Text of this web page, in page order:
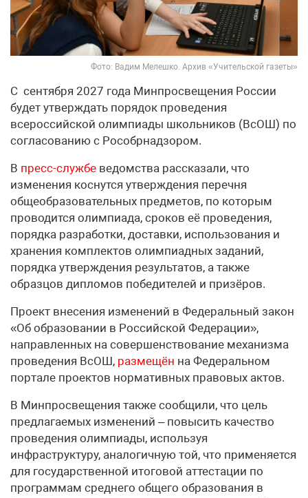
Фото: Вадим Мелешко. Архив «Учительской газеты»
С сентября 2027 года Минпросвещения России
будет утверждать порядок проведения
всероссийской олимпиады школьников (ВсОШ) по
согласованию с Рособрнадзором.
В пресс-службе ведомства рассказали, что
изменения коснутся утверждения перечня
общеобразовательных предметов, по которым
проводится олимпиада, сроков её проведения,
порядка разработки, доставки, использования и
хранения комплектов олимпиадных заданий,
порядка утверждения результатов, а также
образцов дипломов победителей и призёров.
Проект внесения изменений в Федеральный закон
«Об образовании в Российской Федерации»,
направленных на совершенствование механизма
проведения ВсОШ, размещён на Федеральном
портале проектов нормативных правовых актов.
В Минпросвещения также сообщили, что цель
предлагаемых изменений – повысить качество
проведения олимпиады, используя
инфраструктуру, аналогичную той, что применяется
для государственной итоговой аттестации по
программам среднего общего образования в